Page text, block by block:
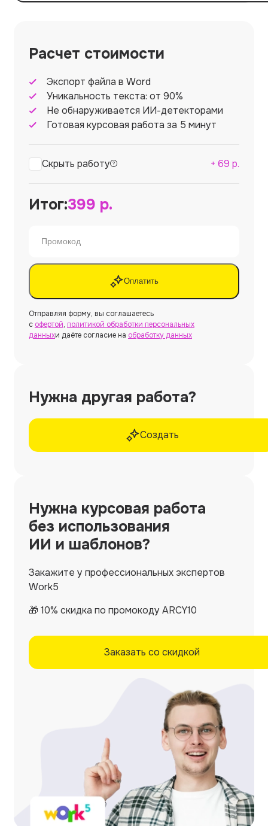
Расчет стоимости
Экспорт файла в Word
Уникальность текста: от 90%
Не обнаруживается ИИ-детекторами
Готовая курсовая работа за 5 минут
Скрыть работу + 69 р.
Итог:399 р.
Оплатить
Отправляя форму, вы соглашаетесь
с офертой, политикой обработки персональных
данныхи даёте согласие на обработку данных
Нужна другая работа?
Создать
Нужна курсовая работа
без использования
ИИ и шаблонов?
Закажите у профессиональных экспертов
Work5
🎁 10% скидка по промокоду ARCY10
Заказать со скидкой